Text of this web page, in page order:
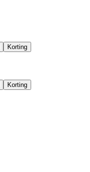
Korting
Korting